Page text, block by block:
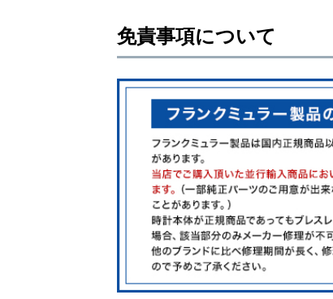
免責事項について
※新品・未使用品の商品画像は、同一モデル
メーカー保護シールの有無に個体差がござ
また、メーカーにてマイナーチェンジがな
売させていただきますので予めご了承の程お
尚、中古品、アンティーク品につきまして
※光の加減やモニターの設定により、実際の
※シリアルナンバーや限定番号につきまして
えております。
またお電話でお問い合わせ頂きましてもお答
※当店では店頭販売も行っております為、サ
切れになる場合がございます。
予めご了承くださいませ。
お問い合わせいただけますようお願いいたし